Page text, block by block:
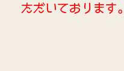
ただいております。